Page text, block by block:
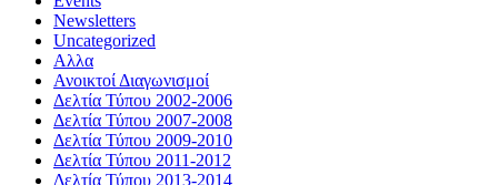
Newsletters
Uncategorized
Αλλα
Ανοικτοί Διαγωνισμoί
Δελτία Τύπου 2002-2006
Δελτία Τύπου 2007-2008
Δελτία Τύπου 2009-2010
Δελτία Τύπου 2011-2012
Δελτία Τύπου 2013-2014